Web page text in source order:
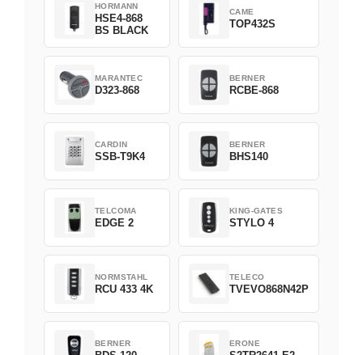
HORMANN
HSE4-868
BS BLACK
CAME
TOP432S
MARANTEC
D323-868
BERNER
RCBE-868
CARDIN
SSB-T9K4
BERNER
BHS140
TELCOMA
EDGE 2
KING-GATES
STYLO 4
NORMSTAHL
RCU 433 4K
TELECO
TVEVO868N42P
BERNER ERONE